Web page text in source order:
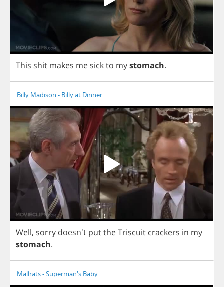
This shit makes me sickto mystomach.
Billy Madison - Billy at Dinner
Well, sorry doesn't puttheTriscuit crackers in my
stomach.
Mallrats - Superman's Baby